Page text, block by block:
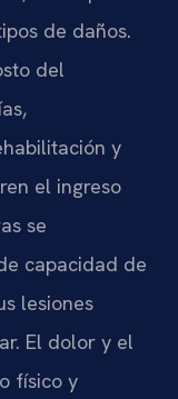
de daños.
del
y
el ingreso
se
capacidad de
lesiones
El dolor y el
físico y